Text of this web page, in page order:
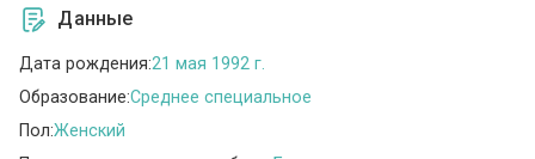
Данные
Дата рождения:21 мая 1992 г.
Образование:Среднее специальное
Пол:Женский